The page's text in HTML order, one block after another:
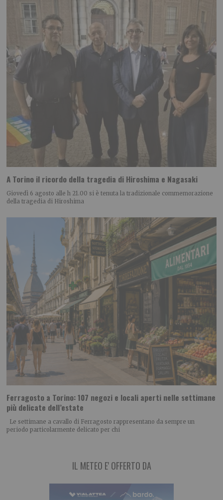
A Torino il ricordo della tragedia di Hiroshima e Nagasaki
Giovedì 6 agosto alle h 21.00 si è tenuta la tradizionale commemorazione
della tragedia di Hiroshima
Ferragosto a Torino: 107 negozi e locali aperti nelle settimane
più delicate dell’estate
Le settimane a cavallo di Ferragosto rappresentano da sempre un
periodo particolarmente delicato per chi
IL METEO E' OFFERTO DA